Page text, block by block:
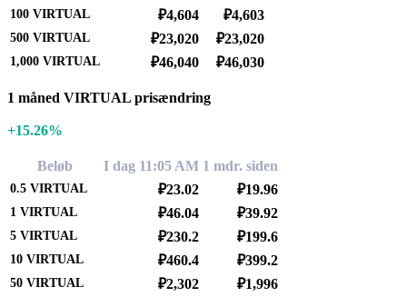
100 VIRTUAL ₽4,604 ₽4,603
500 VIRTUAL ₽23,020 ₽23,020
1,000 VIRTUAL ₽46,040 ₽46,030
1 måned VIRTUAL prisændring
+15.26%
Beløb I dag 11:05 AM 1 mdr. siden
0.5 VIRTUAL ₽23.02 ₽19.96
1 VIRTUAL ₽46.04 ₽39.92
5 VIRTUAL ₽230.2 ₽199.6
10 VIRTUAL ₽460.4 ₽399.2
50 VIRTUAL ₽2,302 ₽1,996